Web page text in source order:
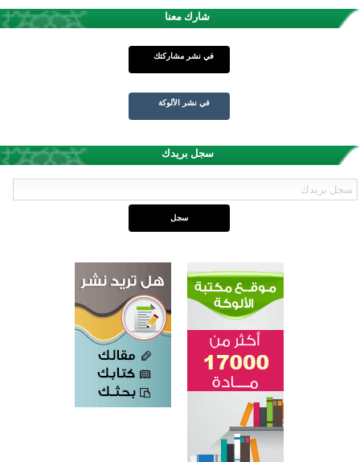
شارك معنا
في نشر مشاركتك
في نشر الألوكة
سجل بريدك
اختتام الدورة التاسعة لمسابقة حفظ وتلاوة القرآن الكريم في أزناكاييف